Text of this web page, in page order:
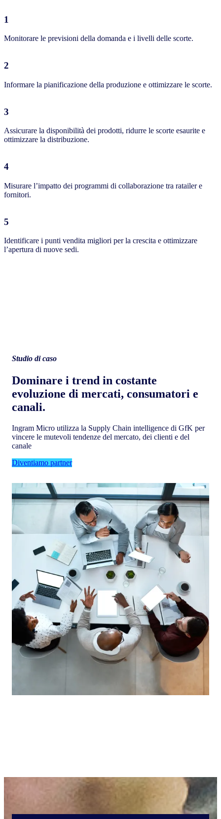
1
Monitorare le previsioni della domanda e i livelli delle scorte.
2
Informare la pianificazione della produzione e ottimizzare le scorte.
3
Assicurare la disponibilità dei prodotti, ridurre le scorte esaurite e
ottimizzare la distribuzione.
4
Misurare l’impatto dei programmi di collaborazione tra ratailer e
fornitori.
5
Identificare i punti vendita migliori per la crescita e ottimizzare
l’apertura di nuove sedi.
Studio di caso
Dominare i trend in costante
evoluzione di mercati, consumatori e
canali.
Ingram Micro utilizza la Supply Chain intelligence di GfK per
vincere le mutevoli tendenze del mercato, dei clienti e del
canale
Diventiamo partner